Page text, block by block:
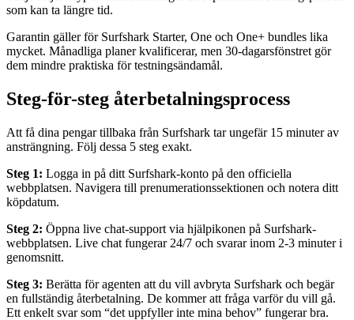
som kan ta längre tid.
Garantin gäller för Surfshark Starter, One och One+ bundles lika
mycket. Månadliga planer kvalificerar, men 30-dagarsfönstret gör
dem mindre praktiska för testningsändamål.
Steg-för-steg återbetalningsprocess
Att få dina pengar tillbaka från Surfshark tar ungefär 15 minuter av
ansträngning. Följ dessa 5 steg exakt.
Steg 1: Logga in på ditt Surfshark-konto på den officiella
webbplatsen. Navigera till prenumerationssektionen och notera ditt
köpdatum.
Steg 2: Öppna live chat-support via hjälpikonen på Surfshark-
webbplatsen. Live chat fungerar 24/7 och svarar inom 2-3 minuter i
genomsnitt.
Steg 3: Berätta för agenten att du vill avbryta Surfshark och begär
en fullständig återbetalning. De kommer att fråga varför du vill gå.
Ett enkelt svar som “det uppfyller inte mina behov” fungerar bra.